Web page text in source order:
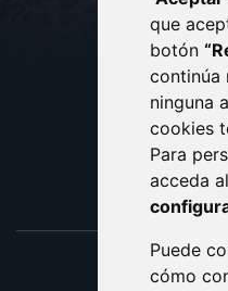
que
botón
continúa
ninguna
cookies
Para
acceda al
Puede
cómo